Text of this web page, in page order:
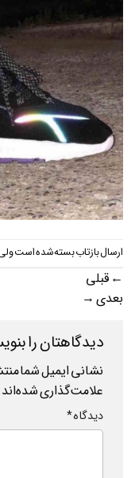
ارسال بازتاب بسته شده است
← قبلی
بعدی →
دیدگاهتان را
نشانی ایمیل شما
علامت‌گذاری شده‌اند
دیدگاه*